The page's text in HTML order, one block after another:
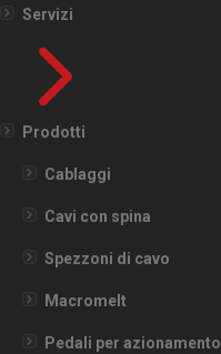
Servizi
Prodotti
Cablaggi
Cavi con spina
Spezzoni di cavo
Macromelt
Pedali per azionamento